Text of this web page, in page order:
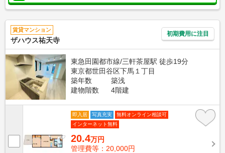
賃貸マンション
ザハウス祐天寺
初期費用に注目
東急田園都市線/三軒茶屋駅 徒歩19分
東京都世田谷区下馬１丁目
築年数
築浅
建物階数
4階建
即入居 写真充実
無料オンライン相談可
インターネット無料
20.4万円
管理費等：20,000円